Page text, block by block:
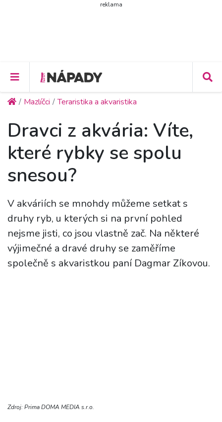
reklama
Mazlíčci Teraristika a akvaristika
Dravci z akvária: Víte,
které rybky se spolu
snesou?
V akváriích se mnohdy můžeme setkat s
druhy ryb, u kterých si na první pohled
nejsme jisti, co jsou vlastně zač. Na některé
výjimečné a dravé druhy se zaměříme
společně s akvaristkou paní Dagmar Zíkovou.
Zdroj: Prima DOMA MEDIA s.r.o.